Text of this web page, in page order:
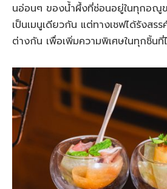
นอ่อนๆ ของน้ำผึ้งที่ซ่อนอยู่ในทุกอณูข
เป็นเมนูเดียวกัน แต่ทางเชฟได้รังสร
ต่างกัน เพื่อเพิ่มความพิเศษในทุกชิ้น